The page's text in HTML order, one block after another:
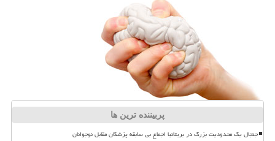
پربیننده ترین ها
جنجال یک محدودیت بزرگ در بریتانیا اجماع بی سابقه پزشکان مقابل نوجوانان